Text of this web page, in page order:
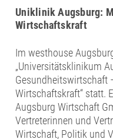
Uniklinik Augsburg:
Wirtschaftskraft
Im westhouse
„Universitätsklinikum
Gesundheitswirtschaft
Wirtschaftskraft“ statt.
Augsburg Wirtschaft
Vertreterinnen und
Wirtschaft, Politik und